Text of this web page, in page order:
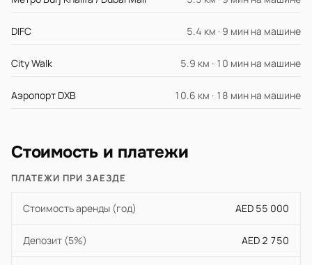
DIFC 5.4 км · 9 мин на машине
City Walk 5.9 км · 10 мин на машине
Аэропорт DXB 10.6 км · 18 мин на машине
Стоимость и платежи
ПЛАТЕЖИ ПРИ ЗАЕЗДЕ
Стоимость аренды (год) AED 55 000
Депозит (5%) AED 2 750